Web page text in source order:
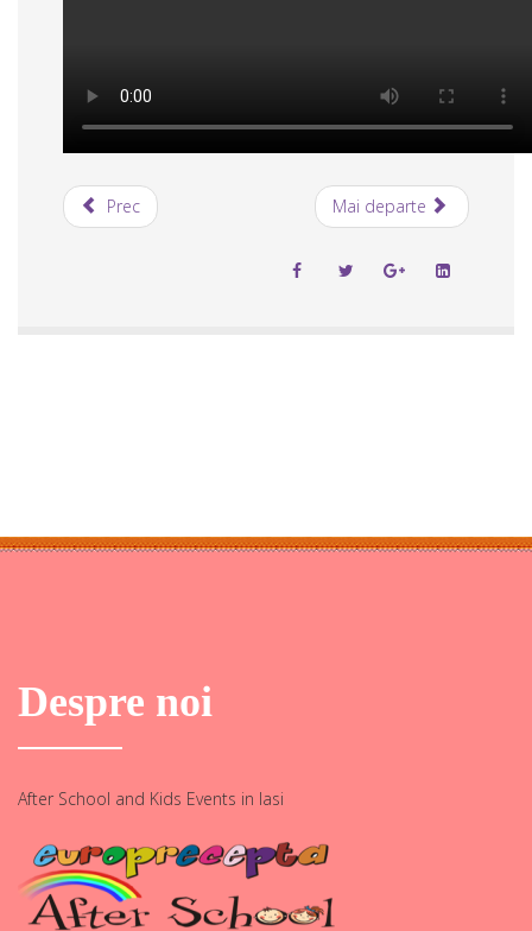
Prec Mai departe
Despre noi
After School and Kids Events in Iasi